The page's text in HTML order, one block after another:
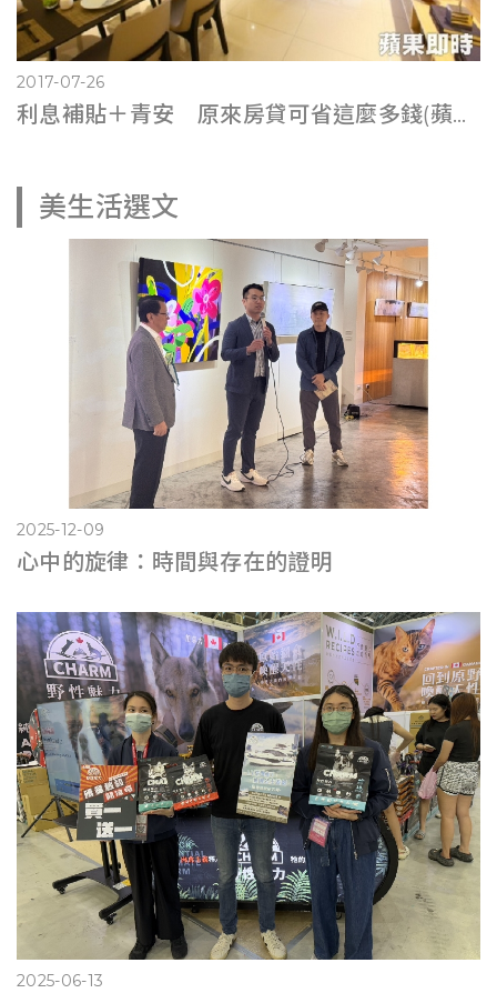
2017-07-26
利息補貼＋青安 原來房貸可省這麼多錢(蘋果即時0725)
美生活選文
2025-12-09
心中的旋律：時間與存在的證明
2025-06-13